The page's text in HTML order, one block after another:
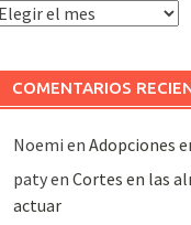
Archivo
COMENTARIOS
Noemi en Adopciones
patyen Cortes en las
actuar